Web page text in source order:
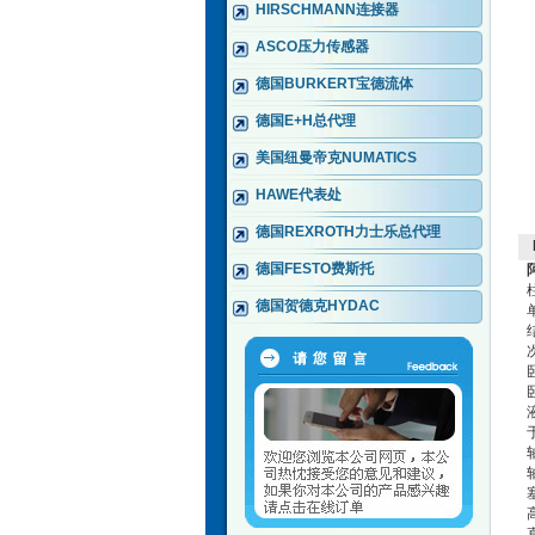
HIRSCHMANN连接器
ASCO压力传感器
德国BURKERT宝德流体
德国E+H总代理
美国纽曼帝克NUMATICS
HAWE代表处
德国REXROTH力士乐总代理
德国FESTO费斯托
德国贺德克HYDAC